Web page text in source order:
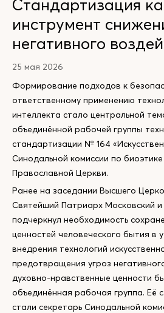
Стандартизация
инструмент
негативного
25 мая 2026
Формирование подходов к
ответственному применению
интеллекта стало центральной
объединённой рабочей группы
стандартизации № 164
Синодальной комиссии по биоэтике
Православной Церкви.
Ранее на заседании Высшего
Святейший Патриарх Московский и
подчеркнул необходимость
ценностей человеческого бытия в
внедрения технологий
предотвращения угроз
духовно-нравственные ценности
объединённая рабочая группа. Её
стали секретарь Синодальной